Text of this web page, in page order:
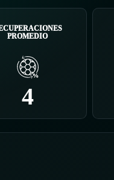
PROMEDIO
4